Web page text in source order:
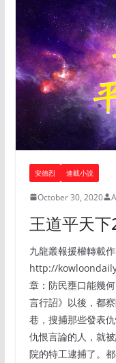
安德烈 連載小說
October 30, 2020
王道平天下
九龍叢報援權轉載
http://
章：防民壅口能幾
言行詔》以後，都
巷，搜捕那些發表
仇恨言論的人，就
院的特工逮捕了。